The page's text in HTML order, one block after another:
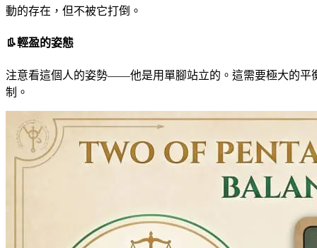
動的存在，但不被它打倒。
👢輕盈的姿態
注意看這個人的姿勢——他是用單腳站立的。這需要極大的平
制。